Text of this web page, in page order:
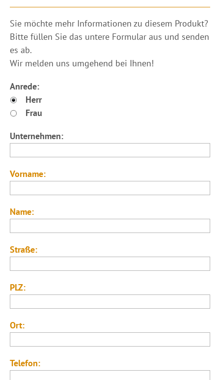
​Sie möchte mehr Informationen zu diesem Produkt?
Bitte füllen Sie das untere Formular aus und senden
es ab.
Wir melden uns umgehend bei Ihnen!
Anrede:
Herr
Frau
Unternehmen:
Vorname:
Name:
Straße:
PLZ:
Ort:
Telefon: